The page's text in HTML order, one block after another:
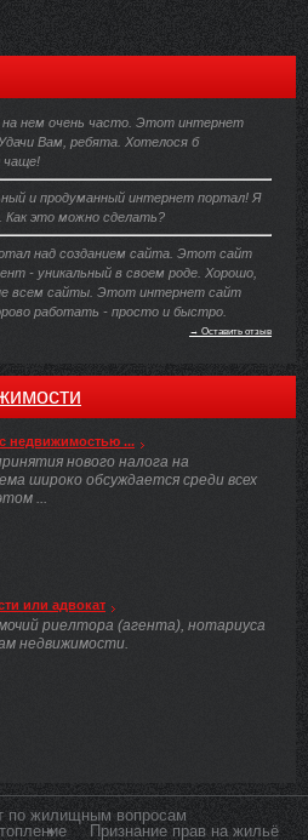
нем очень часто. Этот интернет
Вам, ребята. Хотелося б
чаще!
и продуманный интернет портал! Я
Как это можно сделать?
над созданием сайта. Этот сайт
- уникальный в своем роде. Хорошо,
всем сайты. Этот интернет сайт
работать - просто и быстро.
→ Оставить отзыв
недвижимостью ...
нового налога на
широко обсуждается среди всех
...
или адвокат
риелтора (агента), нотариуса
недвижимости.
по жилищным вопросам
Признание прав на жильё